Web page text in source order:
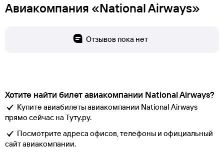
Авиакомпания «National Airways»
Отзывов пока нет
Хотите найти билет авиакомпании National Airways?
Купите авиабилеты авиакомпании National Airways
прямо сейчас на Туту.ру.
Посмотрите адреса офисов, телефоны и официальный
сайт авиакомпании.